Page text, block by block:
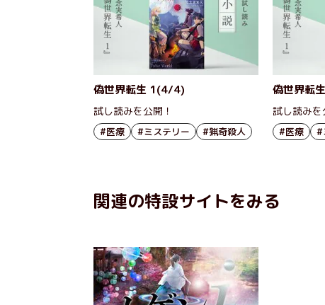
偽世界転生 1(4/4)
試し読みを公開！
#医療 #ミステリー #猟奇殺人
偽世界転
試し読みを
#医療 #
関連の特設サイトをみる